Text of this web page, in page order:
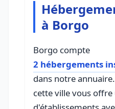
à Borgo
Borgo compte
2 hébergements
dans notre
cette ville vous